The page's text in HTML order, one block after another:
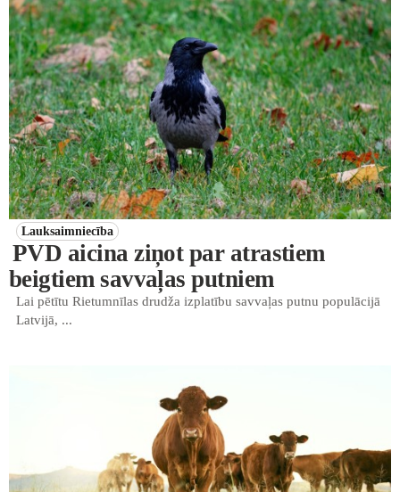
Lauksaimniecība
PVD aicina ziņot par atrastiem
beigtiem savvaļas putniem
Lai pētītu Rietumnīlas drudža izplatību savvaļas putnu populācijā
Latvijā, ...